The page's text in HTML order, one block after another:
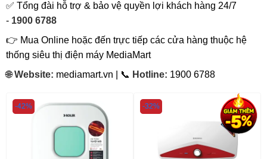
✅ Tổng đài hỗ trợ & bảo vệ quyền lợi khách hàng 24/7
- 1900 6788
👉 Mua Online hoặc đến trực tiếp các cửa hàng thuộc hệ
thống siêu thị điện máy MediaMart
🌐Website: mediamart.vn | 📞 Hotline: 1900 6788
-42% -32%